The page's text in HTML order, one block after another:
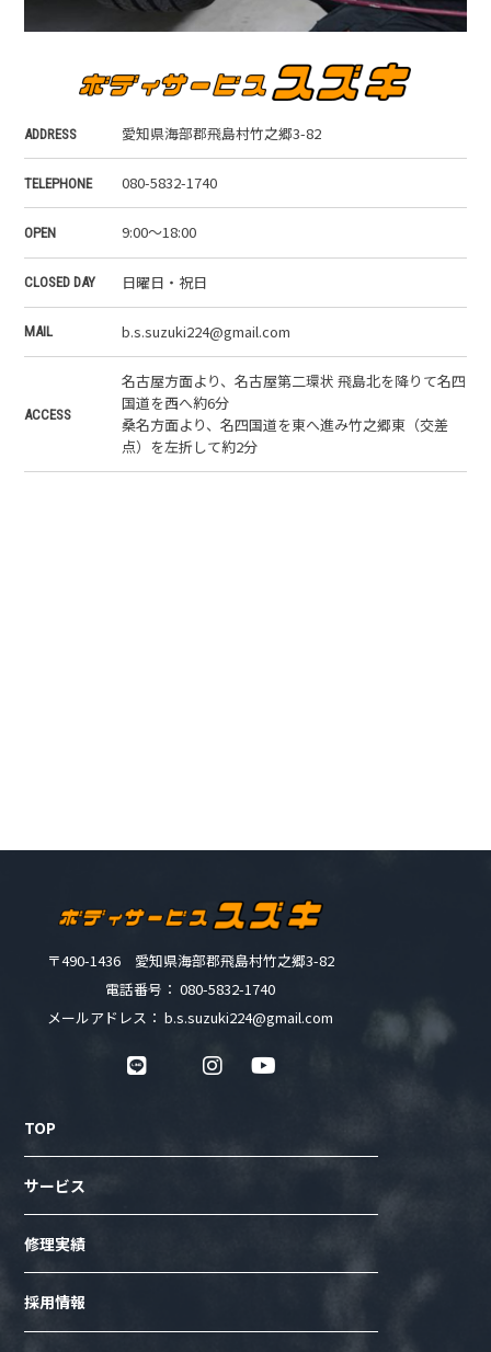
ADDRESS 愛知県海部郡飛島村竹之郷3-82
TELEPHONE 080-5832-1740
OPEN 9:00～18:00
CLOSED DAY 日曜日・祝日
MAIL b.s.suzuki224@gmail.com
ACCESS
名古屋方面より、名古屋第二環状 飛島北を降りて名四
国道を西へ約6分
桑名方面より、名四国道を東へ進み竹之郷東（交差
点）を左折して約2分
〒490-1436 愛知県海部郡飛島村竹之郷3-82
電話番号： 080-5832-1740
メールアドレス： b.s.suzuki224@gmail.com
TOP
サービス
修理実績
採用情報